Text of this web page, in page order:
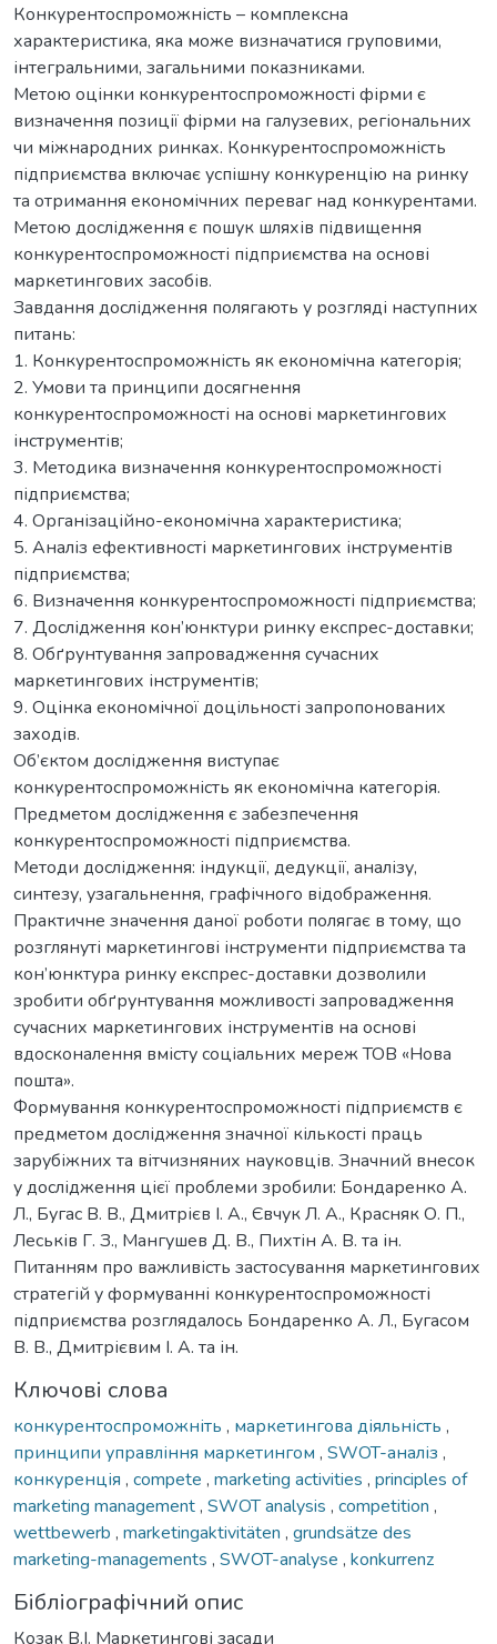
Конкурентоспроможність – комплексна
характеристика, яка може визначатися груповими,
інтегральними, загальними показниками.
Метою оцінки конкурентоспроможності фірми є
визначення позиції фірми на галузевих, регіональних
чи міжнародних ринках. Конкурентоспроможність
підприємства включає успішну конкуренцію на ринку
та отримання економічних переваг над конкурентами.
Метою дослідження є пошук шляхів підвищення
конкурентоспроможності підприємства на основі
маркетингових засобів.
Завдання дослідження полягають у розгляді наступних
питань:
1. Конкурентоспроможність як економічна категорія;
2. Умови та принципи досягнення
конкурентоспроможності на основі маркетингових
інструментів;
3. Методика визначення конкурентоспроможності
підприємства;
4. Організаційно-економічна характеристика;
5. Аналіз ефективності маркетингових інструментів
підприємства;
6. Визначення конкурентоспроможності підприємства;
7. Дослідження кон’юнктури ринку експрес-доставки;
8. Обґрунтування запровадження сучасних
маркетингових інструментів;
9. Оцінка економічної доцільності запропонованих
заходів.
Об’єктом дослідження виступає
конкурентоспроможність як економічна категорія.
Предметом дослідження є забезпечення
конкурентоспроможності підприємства.
Методи дослідження: індукції, дедукції, аналізу,
синтезу, узагальнення, графічного відображення.
Практичне значення даної роботи полягає в тому, що
розглянуті маркетингові інструменти підприємства та
кон’юнктура ринку експрес-доставки дозволили
зробити обґрунтування можливості запровадження
сучасних маркетингових інструментів на основі
вдосконалення вмісту соціальних мереж ТОВ «Нова
пошта».
Формування конкурентоспроможності підприємств є
предметом дослідження значної кількості праць
зарубіжних та вітчизняних науковців. Значний внесок
у дослідження цієї проблеми зробили: Бондаренко А.
Л., Бугас В. В., Дмитрієв І. А., Євчук Л. А., Красняк О. П.,
Леськів Г. З., Мангушев Д. В., Пихтін А. В. та ін.
Питанням про важливість застосування маркетингових
стратегій у формуванні конкурентоспроможності
підприємства розглядалось Бондаренко А. Л., Бугасом
В. В., Дмитрієвим І. А. та ін.
Ключові слова
конкурентоспроможніть , маркетингова діяльність ,
принципи управління маркетингом , SWOT-аналіз ,
конкуренція , compete , marketing activities , principles of
marketing management, SWOT analysis , competition ,
wettbewerb , marketingaktivitäten , grundsätze des
marketing-managements , SWOT-analyse , konkurrenz
Бібліографічний опис
Козак В.І. Маркетингові засади